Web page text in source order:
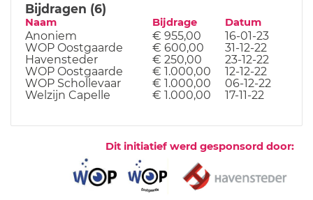
Bijdragen (6)
Naam Bijdrage Datum
Anoniem € 955,00
16-01-23
WOP Oostgaarde
€ 600,00
31-12-22
Havensteder
€ 250,00
23-12-22
WOP Oostgaarde
€ 1.000,00
12-12-22
WOP Schollevaar
€ 1.000,00
06-12-22
Welzijn Capelle
€ 1.000,00 17-11-22
Dit initiatief werd gesponsord door: